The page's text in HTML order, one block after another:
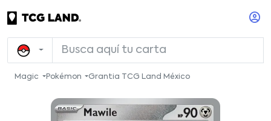
Magic Pokémon Grantia TCG Land México